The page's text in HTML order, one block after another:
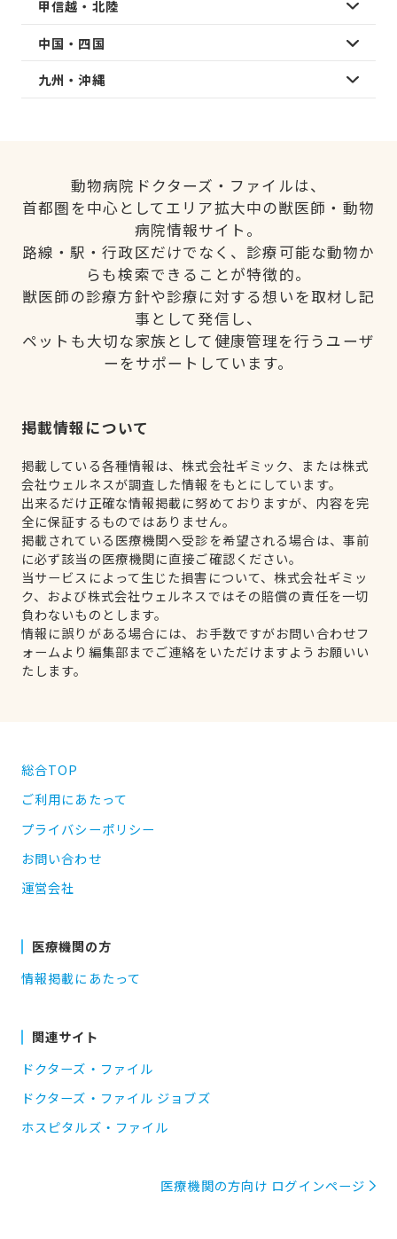
甲信越・北陸
中国・四国
九州・沖縄
動物病院ドクターズ・ファイルは、
首都圏を中心としてエリア拡大中の獣医師・動物
病院情報サイト。
路線・駅・行政区だけでなく、診療可能な動物か
らも検索できることが特徴的。
獣医師の診療方針や診療に対する想いを取材し記
事として発信し、
ペットも大切な家族として健康管理を行うユーザ
ーをサポートしています。
掲載情報について
掲載している各種情報は、株式会社ギミック、または株式
会社ウェルネスが調査した情報をもとにしています。
出来るだけ正確な情報掲載に努めておりますが、内容を完
全に保証するものではありません。
掲載されている医療機関へ受診を希望される場合は、事前
に必ず該当の医療機関に直接ご確認ください。
当サービスによって生じた損害について、株式会社ギミッ
ク、および株式会社ウェルネスではその賠償の責任を一切
負わないものとします。
情報に誤りがある場合には、お手数ですがお問い合わせフ
ォームより編集部までご連絡をいただけますようお願いい
たします。
総合TOP
ご利用にあたって
プライバシーポリシー
お問い合わせ
運営会社
医療機関の方
情報掲載にあたって
関連サイト
ドクターズ・ファイル
ドクターズ・ファイル ジョブズ
ホスピタルズ・ファイル
医療機関の方向け ログインページ